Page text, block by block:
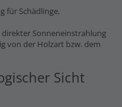
für Schädlinge,
direkter Sonneneinstrahlung
von der Holzart bzw. dem
Sicht